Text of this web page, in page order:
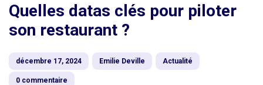
Quelles datas clés pour piloter
son restaurant ?
décembre 17, 2024 Emilie Deville Actualité
0 commentaire